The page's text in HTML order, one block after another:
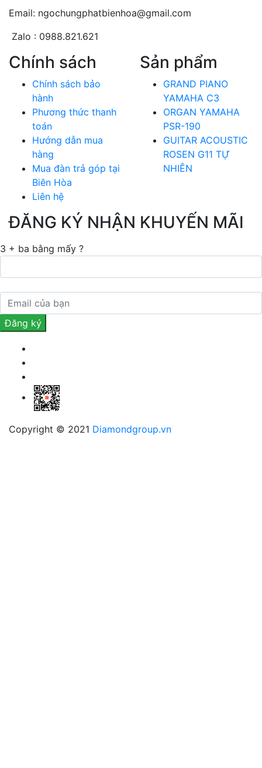
Email: ngochungphatbienhoa@gmail.com
Zalo : 0988.821.621
Chính sách
Chính sách bảo
hành
Phương thức thanh
toán
Hướng dẫn mua
hàng
Mua đàn trả góp tại
Biên Hòa
Liên hệ
Sản phẩm
GRAND PIANO
YAMAHA C3
ORGAN YAMAHA
PSR-190
GUITAR ACOUSTIC
ROSEN G11 TỰ
NHIÊN
ĐĂNG KÝ NHẬN KHUYẾN MÃI
3 + ba bằng mấy ?
Copyright © 2021 Diamondgroup.vn